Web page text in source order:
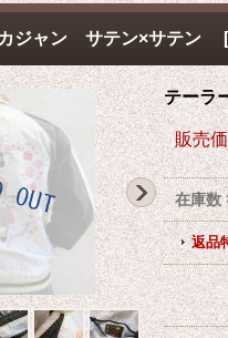
ジャン サテン×サテン [
テー
販売
在庫数
返品